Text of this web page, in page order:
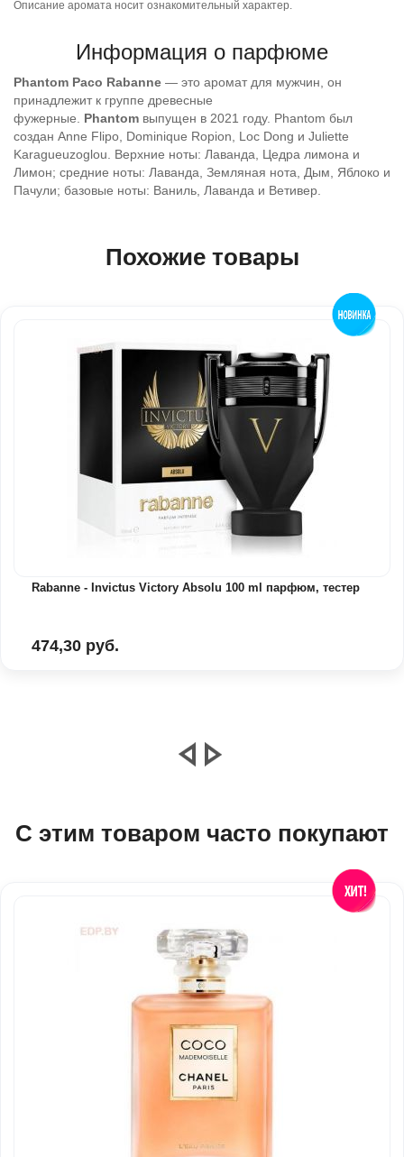
Описание аромата носит ознакомительный характер.
Информация о парфюме
Phantom Paco Rabanne — это аромат для мужчин, он
принадлежит к группе древесные
фужерные. Phantom выпущен в 2021 году. Phantom был
создан Anne Flipo, Dominique Ropion, Loc Dong и Juliette
Karagueuzoglou. Верхние ноты: Лаванда, Цедра лимона и
Лимон; средние ноты: Лаванда, Земляная нота, Дым, Яблоко и
Пачули; базовые ноты: Ваниль, Лаванда и Ветивер.
Похожие товары
Rabanne - Invictus Victory Absolu 100 ml парфюм, тестер
474,30 руб.
С этим товаром часто покупают